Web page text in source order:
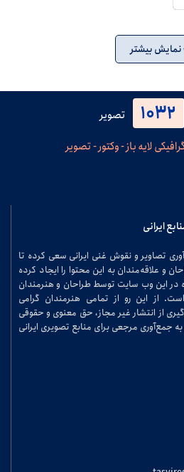
نمایش بیشتر
1032
تصویر
لایه باز - وکتور - تصویر
ایرانی
تصاویر و نقوش غنی ایرانی سعی کرده تا
و علاقه‌مندان به این محتوا را ایجاد کرده
در این وب سایت توسط طراحان و هنرمندان
از این رو از تمامی هنرمندان گرامی
از انتشار غیر مجاز، حق معنوی و حقوقی
جمع‌آوری مرجعی برای منابع تصویری ایرانی